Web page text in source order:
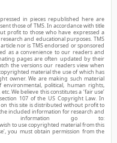
in pieces republished here are
those of TMS. In accordance with title
profit to those who have expressed a
and educational purposes. TMS
nor is TMS endorsed or sponsored
as a convenience to our readers and
pages are often updated by their
the versions our readers view when
material the use of which has
owner. We are making such material
political, human rights,
We believe this constitutes a ‘fair use’
107 of the US Copyright Law. In
on this site is distributed without profit to
included information for research and
information go to:
to use copyrighted material from this
you must obtain permission from the